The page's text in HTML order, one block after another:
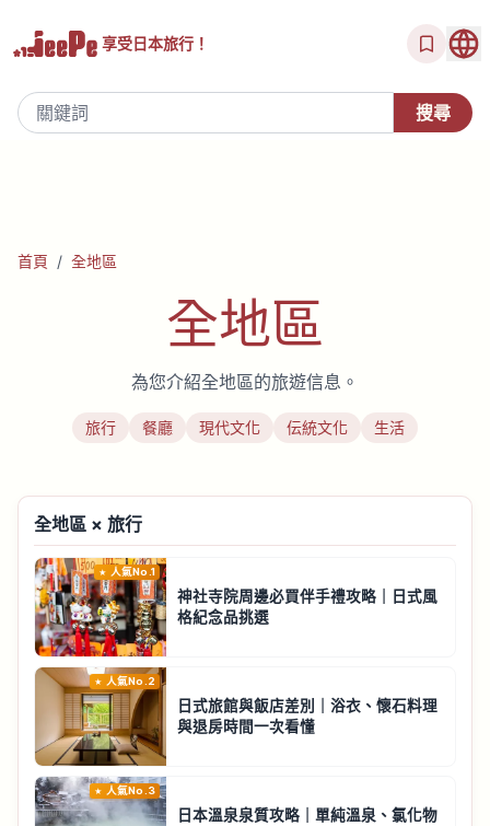
享受日本旅行！
首頁 / 全地區
全地區
為您介紹全地區的旅遊信息。
旅行 餐廳 現代文化 伝統文化 生活
全地區 × 旅行
人氣No.1
神社寺院周邊必買伴手禮攻略｜日式風
格紀念品挑選
人氣No.2
日式旅館與飯店差別｜浴衣、懷石料理
與退房時間一次看懂
人氣No.3
日本溫泉泉質攻略｜單純溫泉、氯化物